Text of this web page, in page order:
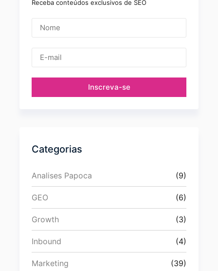
Receba conteúdos exclusivos de SEO
Inscreva-se
Categorias
Analises Papoca (9)
GEO (6)
Growth (3)
Inbound (4)
Marketing (39)